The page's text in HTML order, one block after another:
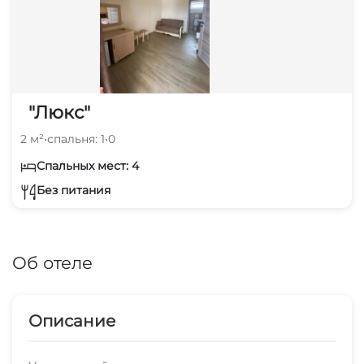
"Люкс"
2 м²•спальня: 1•0
Спальных мест: 4
Без питания
Об отеле
Описание